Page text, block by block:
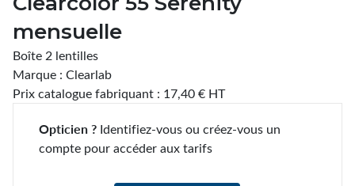
mensuelle
Boîte 2 lentilles
Marque : Clearlab
Prix catalogue fabriquant : 17,40 € HT
Opticien ? Identifiez-vous ou créez-vous un
compte pour accéder aux tarifs